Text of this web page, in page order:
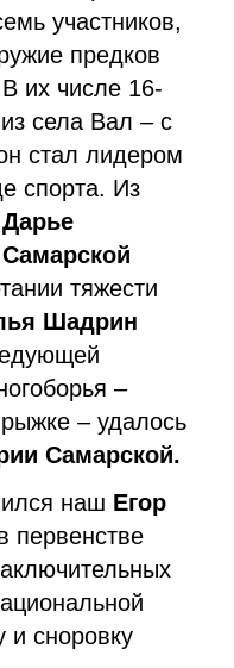
участников,
предков
их числе 16-
из села Вал – с
стал лидером
спорта. Из
Дарье
тяжести
Шадрин
–
– удалось
Самарской.
наш Егор
первенстве
сноровку